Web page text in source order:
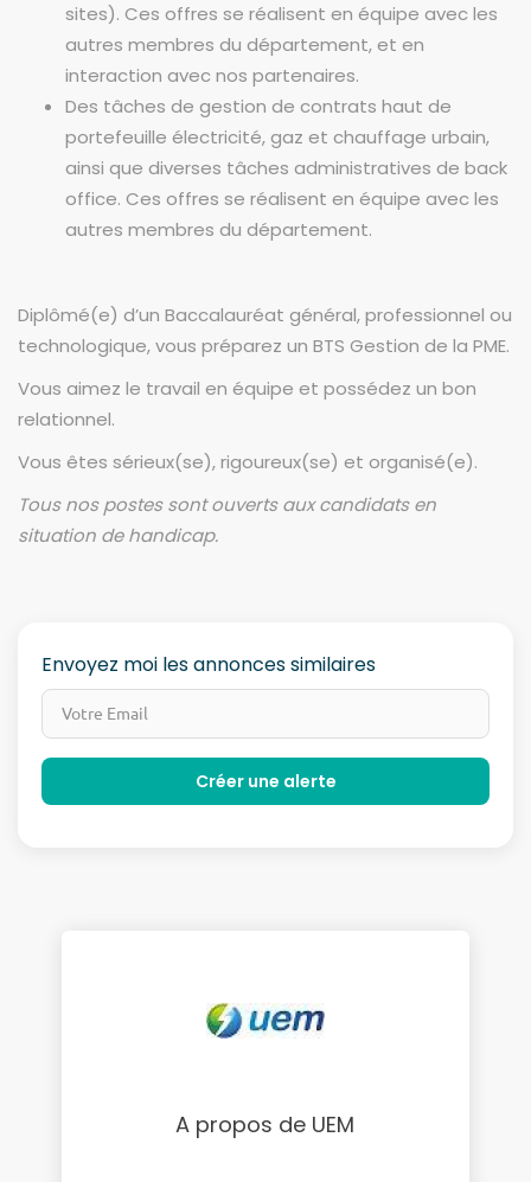
sites). Ces offres se réalisent en équipe avec les
autres membres du département, et en
interaction avec nos partenaires.
Des tâches de gestion de contrats haut de
portefeuille électricité, gaz et chauffage urbain,
ainsi que diverses tâches administratives de back
office. Ces offres se réalisent en équipe avec les
autres membres du département.
Diplômé(e) d’un Baccalauréat général, professionnel ou
technologique, vous préparez un BTS Gestion de la PME.
Vous aimez le travail en équipe et possédez un bon
relationnel.
Vous êtes sérieux(se), rigoureux(se) et organisé(e).
Tous nos postes sont ouverts aux candidats en
situation de handicap.
Envoyez moi les annonces similaires
A propos de UEM